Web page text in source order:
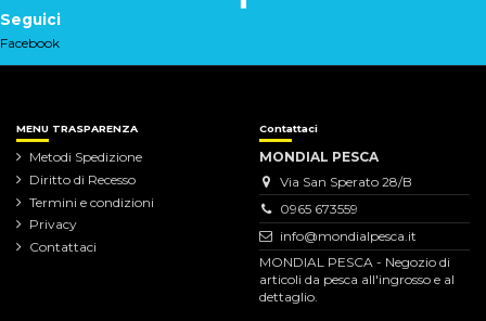
Seguici
Facebook
MENU TRASPARENZA
Metodi Spedizione
Diritto di Recesso
Termini e condizioni
Privacy
Contattaci
Contattaci
MONDIAL PESCA
Via San Sperato 28/B
0965 673559
info@mondialpesca.it
MONDIAL PESCA - Negozio di
articoli da pesca all'ingrosso e al
dettaglio.